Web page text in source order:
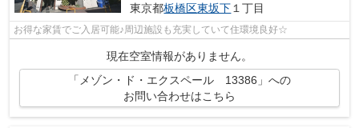
東京都板橋区東坂下 １丁目
お得な家賃でご入居可能♪周辺施設も充実していて住環境良好☆
現在空室情報がありません。
「メゾン・ド・エクスペール 13386」への
お問い合わせはこちら